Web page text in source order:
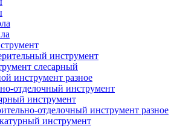
инструмент
слесарный
инструмент разное
отделочный инструмент
инструмент
отделочный инструмент разное
инструмент